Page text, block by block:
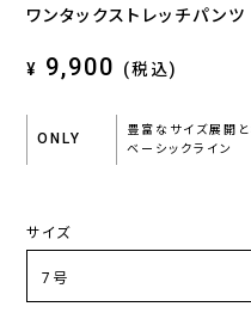
ワンタックストレッチパン
¥ 9,900 (税込)
ONLY
豊富なサイズ展開
ベーシックライン
サイズ